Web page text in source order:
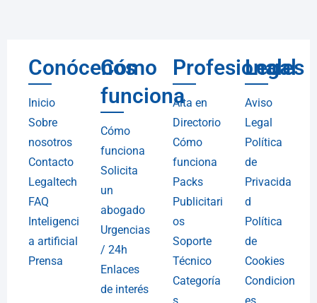
Conócenos
Inicio
Sobre
nosotros
Contacto
Legaltech
FAQ
Inteligenci
a artificial
Prensa
Cómo
funciona
Cómo
funciona
Solicita
un
abogado
Urgencias
/ 24h
Enlaces
de interés
Profesionales
Alta en
Directorio
Cómo
funciona
Packs
Publicitari
os
Soporte
Técnico
Categoría
Legal
Aviso
Legal
Política
de
Privacida
d
Política
de
Cookies
Condicion